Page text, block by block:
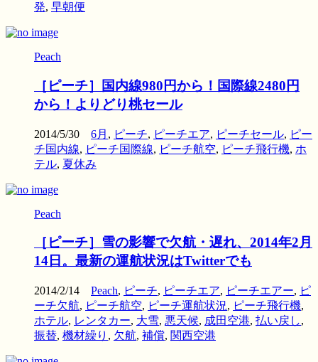
発, 早朝便
Peach
［ピーチ］国内線980円から！国際線2480円
から！よりどり桃セール
2014/5/30 6月 , ピーチ, ピーチエア, ピーチセール, ピー
チ国内線, ピーチ国際線, ピーチ航空, ピーチ飛行機, ホ
テル, 夏休み
Peach
［ピーチ］雪の影響で欠航・遅れ、2014年2月
14日。最新の運航状況はTwitterでも
2014/2/14 Peach, ピーチ, ピーチエア, ピーチエアー, ピ
ーチ欠航, ピーチ航空, ピーチ運航状況, ピーチ飛行機,
ホテル, レンタカー, 大雪, 悪天候, 成田空港, 払い戻し,
振替, 機材繰り , 欠航, 補償, 関西空港